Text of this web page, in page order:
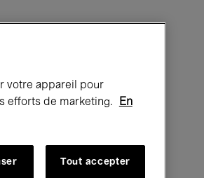
votre appareil pour
efforts de marketing.
En
Tout accepter